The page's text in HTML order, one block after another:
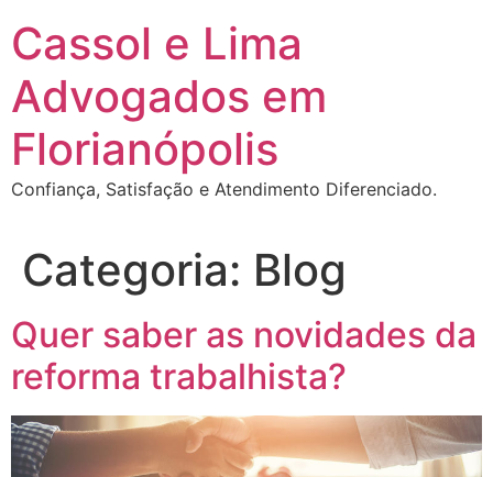
para
conteúdo
Cassol e Lima
Advogados em
Florianópolis
Confiança, Satisfação e Atendimento Diferenciado.
Categoria: Blog
Quer saber as novidades da
reforma trabalhista?